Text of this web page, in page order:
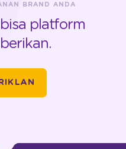
BRAND ANDA
platform